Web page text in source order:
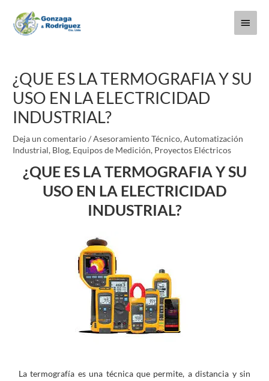
contenido
Menú
¿QUE ES LA TERMOGRAFIA Y SU
USO EN LA ELECTRICIDAD
INDUSTRIAL?
Deja un comentario/Asesoramiento Técnico,Automatización
Industrial, Blog, Equipos de Medición, Proyectos Eléctricos
¿QUE ES LA TERMOGRAFIA Y SU
USO EN LA ELECTRICIDAD
INDUSTRIAL?
La termografía es una técnica que permite, a distancia y sin
entradas